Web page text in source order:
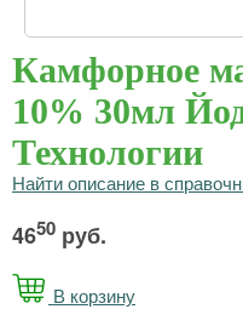
Камфорное
10% 30мл
Технологии
Найти описание в
4650 руб.
В корзину